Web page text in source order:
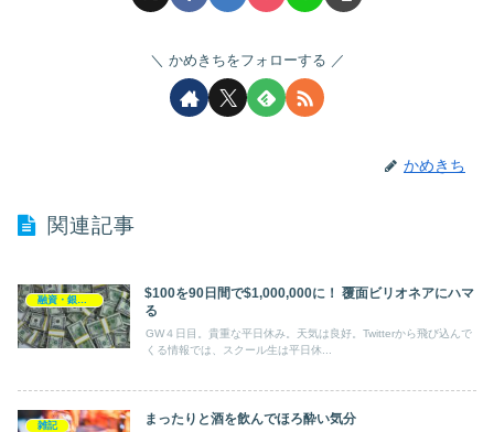
かめきちをフォローする
かめきち
関連記事
$100を90日間で$1,000,000に！ 覆面ビリオネアにハマ
る
GW４日目。貴重な平日休み。天気は良好。Twitterから飛び込んで
くる情報では、スクール生は平日休...
雑記 まったりと酒を飲んでほろ酔い気分